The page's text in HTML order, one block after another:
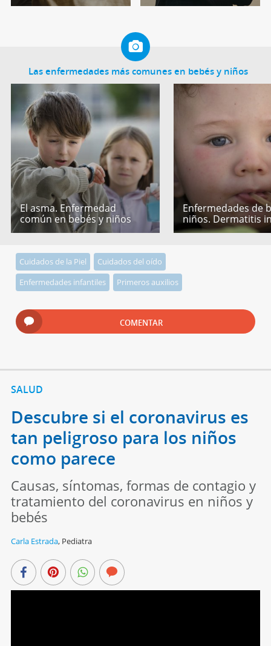
Las enfermedades más comunes en bebés y niños
El asma. Enfermedad
común en bebés y niños
Enfermedades de
niños. Dermatitis
Cuidados de la Piel
Cuidados del oído
Enfermedades infantiles
Primeros auxilios
COMENTAR
SALUD
Descubre si el coronavirus es
tan peligroso para los niños
como parece
Causas, síntomas, formas de contagio y
tratamiento del coronavirus en niños y
bebés
Carla Estrada, Pediatra